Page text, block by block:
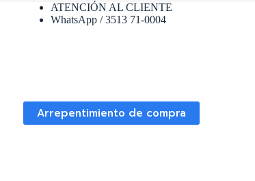
ATENCIÓN AL CLIENTE
WhatsApp / 3513 71-0004
Arrepentimiento de compra